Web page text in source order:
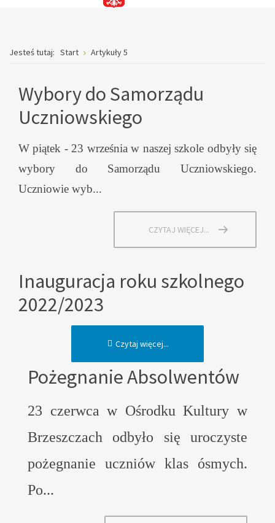
Jesteś tutaj: Start Artykuły 5
Wybory do Samorządu
Uczniowskiego
W piątek - 23 września w naszej szkole odbyły się
wybory do Samorządu Uczniowskiego.
Uczniowie wyb...
CZYTAJ WIĘCEJ...
Inauguracja roku szkolnego
2022/2023
Czytaj więcej...
Pożegnanie Absolwentów
23 czerwca w Ośrodku Kultury w
Brzeszczach odbyło się uroczyste
pożegnanie uczniów klas ósmych.
Po...